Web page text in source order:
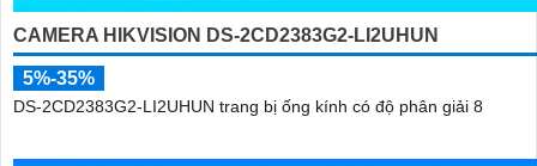
CAMERA HIKVISION DS-2CD2383G2-LI2UHUN
5%-35%
DS-2CD2383G2-LI2UHUN trang bị ống kính có độ phân giải 8